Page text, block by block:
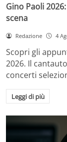
Gino Paoli
scena
Redazione 4
Scopri gli
2026. Il
concerti
Leggi di più